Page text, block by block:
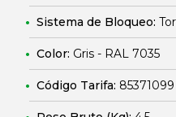
Sistema de Bloqueo:
Color: Gris - RAL 7035
Código Tarifa: 85371099